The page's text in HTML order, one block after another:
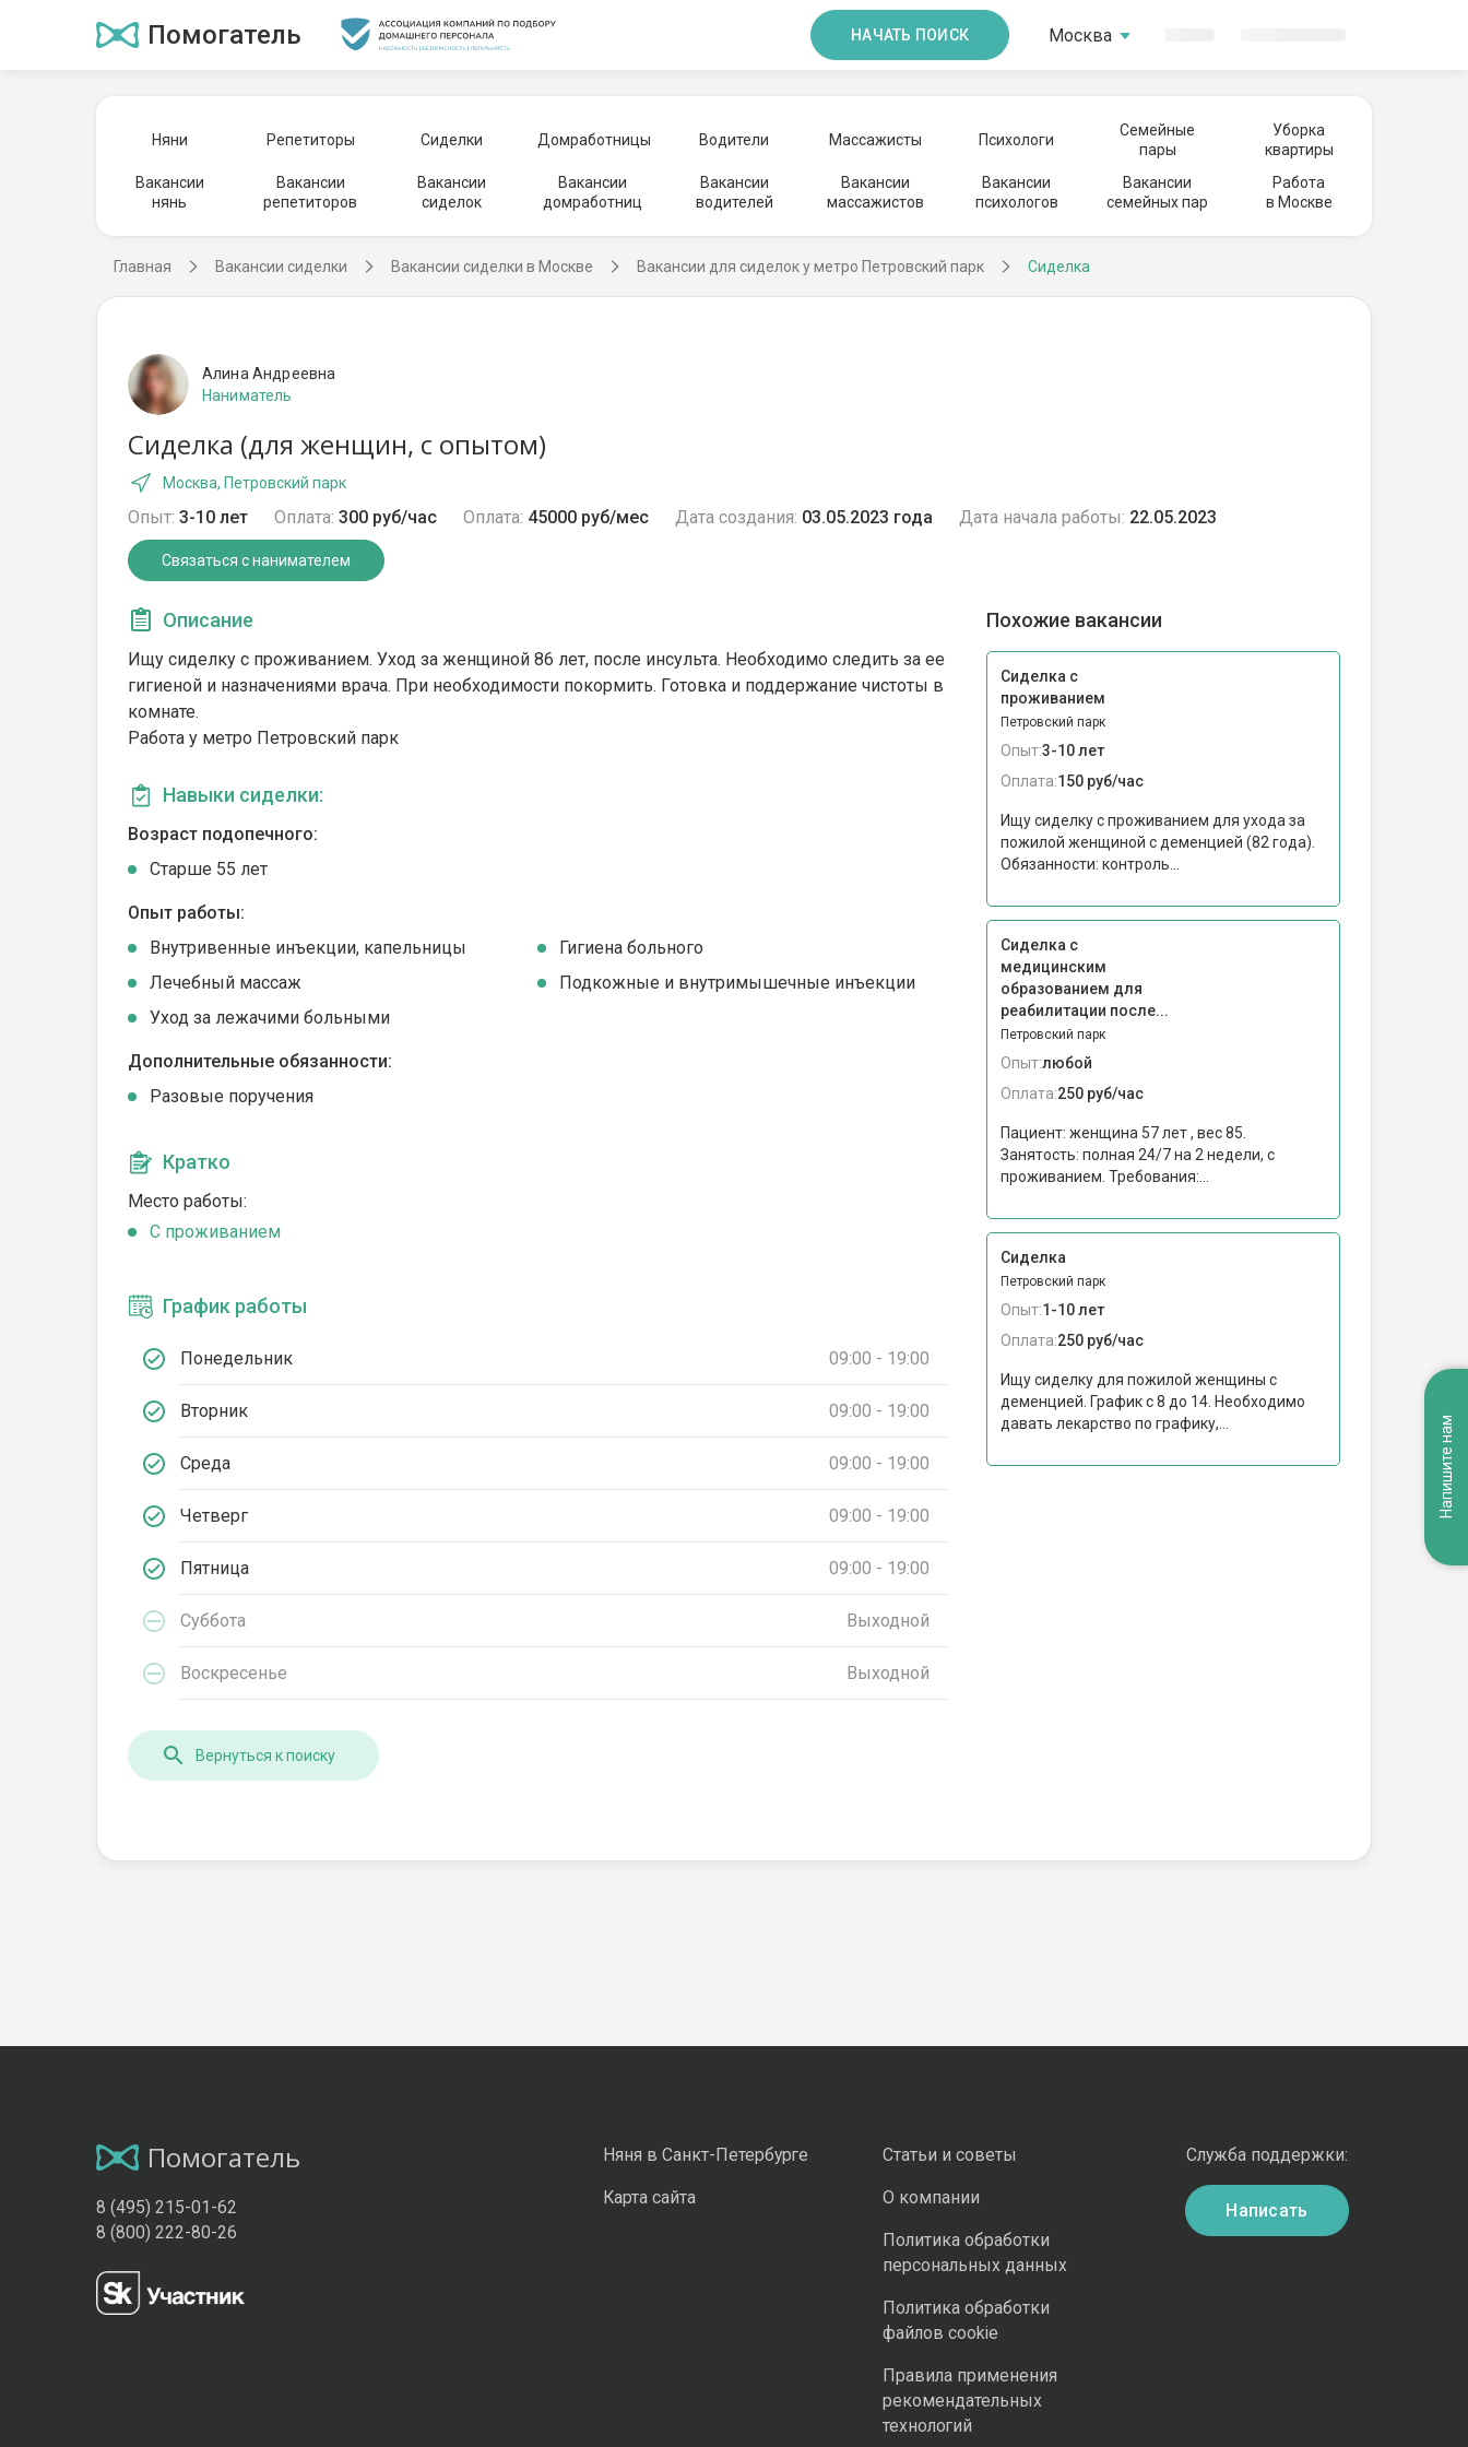
Помогатель НАЧАТЬ ПОИСК Москва
Няни Репетиторы Сиделки Домработницы Водители Массажисты Психологи
Семейные
пары
Уборка
квартиры
Вакансии
нянь
Вакансии
репетиторов
Вакансии
сиделок
Вакансии
домработниц
Вакансии
водителей
Вакансии
массажистов
Вакансии
психологов
Вакансии
семейных пар
Работа
в Москве
Главная Вакансии сиделки Вакансии сиделки в Москве Вакансии для сиделок у метро Петровский парк Сиделка
Алина Андреевна
Наниматель
Сиделка (для женщин, с опытом)
Москва, Петровский парк
Опыт: 3-10 лет Оплата: 300 руб/час Оплата: 45000 руб/мес Дата создания: 03.05.2023 года Дата начала работы: 22.05.2023
Связаться с нанимателем
Описание
Ищу сиделку с проживанием. Уход за женщиной 86 лет, после инсульта. Необходимо следить за ее
гигиеной и назначениями врача. При необходимости покормить. Готовка и поддержание чистоты в
комнате.
Работа у метро Петровский парк
Навыки сиделки:
Возраст подопечного:
Cтарше 55 лет
Опыт работы:
Внутривенные инъекции, капельницы
Гигиена больного
Лечебный массаж
Подкожные и внутримышечные инъекции
Уход за лежачими больными
Дополнительные обязанности:
Разовые поручения
Кратко
Место работы:
C проживанием
График работы
Понедельник 09:00 - 19:00
Вторник 09:00 - 19:00
Среда 09:00 - 19:00
Четверг 09:00 - 19:00
Пятница 09:00 - 19:00
Суббота Выходной
Воскресенье Выходной
Похожие вакансии
Сиделка с
проживанием
Петровский парк
Опыт:3-10 лет
Оплата:150 руб/час
Ищу сиделку с проживанием для ухода за
пожилой женщиной с деменцией (82 года).
Обязанности: контроль...
Сиделка с
медицинским
образованием для
реабилитации после...
Петровский парк
Опыт:любой
Оплата:250 руб/час
Пациент: женщина 57 лет , вес 85.
Занятость: полная 24/7 на 2 недели, с
проживанием. Требования:...
Сиделка
Петровский парк
Опыт:1-10 лет
Оплата:250 руб/час
Ищу сиделку для пожилой женщины с
деменцией. График с 8 до 14. Необходимо
давать лекарство по графику,...
Вернуться к поиску
Помогатель
8 (495) 215-01-62
8 (800) 222-80-26
Няня в Санкт-Петербурге
Карта сайта
Статьи и советы
О компании
Политика обработки
персональных данных
Политика обработки
файлов cookie
Правила применения
рекомендательных
технологий
Служба поддержки:
Написать
Напишите нам